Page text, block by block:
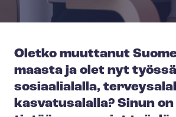
Oletko muuttanut
maasta ja olet nyt työssä
sosiaalialalla,
kasvatusalalla? Sinun